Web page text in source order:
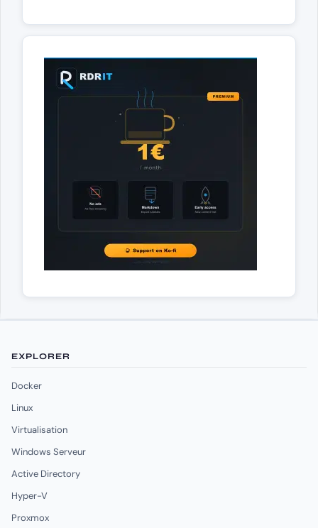
EXPLORER
Docker
Linux
Virtualisation
Windows Serveur
Active Directory
Hyper-V
Proxmox